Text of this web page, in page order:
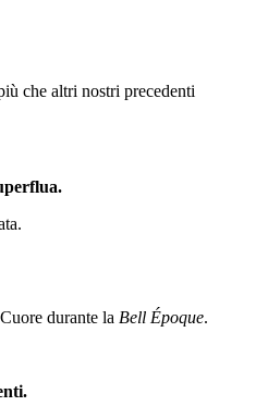
che altri nostri precedenti
durante la Bell Époque.